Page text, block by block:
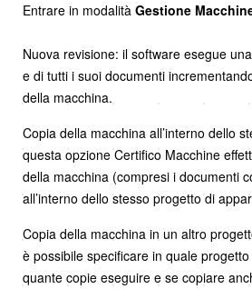
Entrare in modalità Gestione
Nuova revisione: il software esegue
e di tutti i suoi documenti
della macchina.
Copia della macchina all’interno dello
questa opzione Certifico Macchine
della macchina (compresi i documenti
all’interno dello stesso progetto di
Copia della macchina in un altro
è possibile specificare in quale
quante copie eseguire e se copiare